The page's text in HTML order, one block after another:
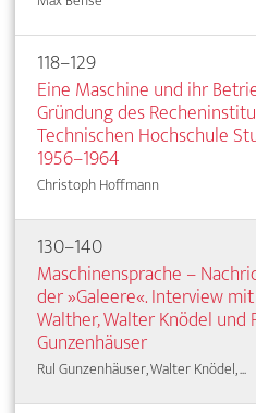
118–129
Eine Maschine und ihr
Gründung des
Technischen Hochschule
1956–1964
Christoph Hoffmann
130–140
Maschinensprache –
der »Galeere«. Interview
Walther, Walter Knödel und
Gunzenhäuser
Rul Gunzenhäuser, Walter Knödel, ...